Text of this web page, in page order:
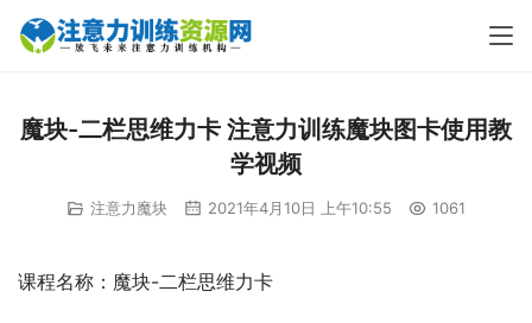
魔块-二栏思维力卡 注意力训练魔块图卡使用教
学视频
注意力魔块 2021年4月10日 上午10:55 1061
课程名称：魔块-二栏思维力卡